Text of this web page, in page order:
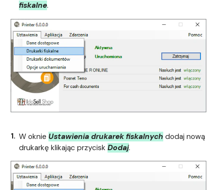
fiskalne.
W oknie Ustawienia drukarek fiskalnych dodaj nową
drukarkę klikając przyciskDodaj.